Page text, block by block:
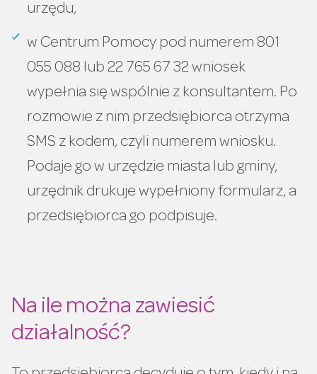
urzędu,
w Centrum Pomocy pod numerem 801
055 088 lub 22 765 67 32 wniosek
wypełnia się wspólnie z konsultantem. Po
rozmowie z nim przedsiębiorca otrzyma
SMS z kodem, czyli numerem wniosku.
Podaje go w urzędzie miasta lub gminy,
urzędnik drukuje wypełniony formularz, a
przedsiębiorca go podpisuje.
Na ile można zawiesić
działalność?